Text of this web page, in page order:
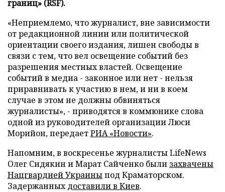
границ» (RSF).
«Неприемлемо, что журналист, вне зависимости
от редакционной линии или политической
ориентации своего издания, лишен свободы в
связи с тем, что вел освещение событий без
разрешения местных властей. Освещение
событий в медиа - законное или нет - нельзя
приравнивать к участию в нем, и ни в коем
случае в этом не должны обвиняться
журналисты», - приводятся в коммюнике слова
одной из руководителей организации Люси
Морийон, передаетРИА «Новости».
Напомним, в воскресенье журналисты LifeNews
Олег Сидякин и Марат Сайченко были захвачены
Нацгвардией Украиныпод Краматорском.
Задержанныхдоставили в Киев.